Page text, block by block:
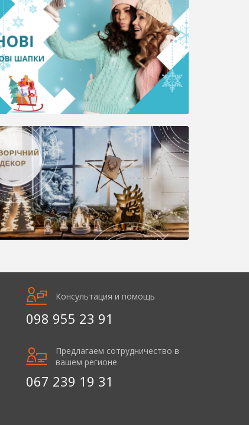
Консультация и помощь
098 955 23 91
Предлагаем сотрудничество в
вашем регионе
067 239 19 31